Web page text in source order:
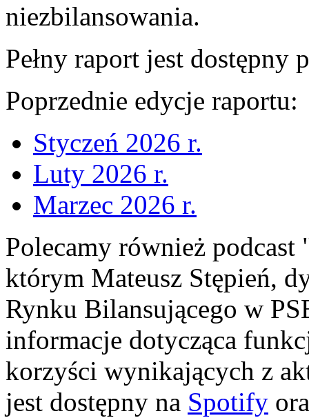
niezbilansowania.
Pełny raport jest dostępny
Poprzednie edycje raportu:
Styczeń 2026 r.
Luty 2026 r.
Marzec 2026 r.
Polecamy również
którym Mateusz Stępień,
Rynku Bilansującego w
informacje dotycząca
korzyści wynikających z
jest dostępny na Spotify